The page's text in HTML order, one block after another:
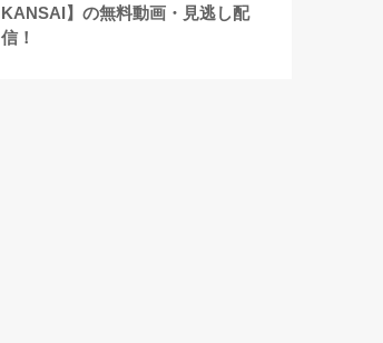
KANSAI】の無料動画・見逃し配
信！